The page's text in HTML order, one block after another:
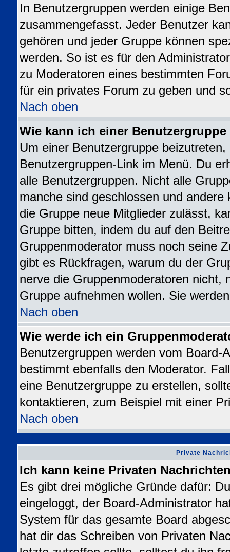
In Benutzergruppen werden einige
zusammengefasst. Jeder Benutzer
gehören und jeder Gruppe können
werden. So ist es für den
zu Moderatoren eines bestimmten
für ein privates Forum zu geben und
Nach oben
Wie kann ich einer
Um einer Benutzergruppe
Benutzergruppen-Link im Menü. Du
alle Benutzergruppen. Nicht alle
manche sind geschlossen und
die Gruppe neue Mitglieder zulässt,
Gruppe bitten, indem du auf den
Gruppenmoderator muss noch seine
gibt es Rückfragen, warum du der
nerve die Gruppenmoderatoren nicht,
Gruppe aufnehmen wollen. Sie
Nach oben
Wie werde ich ein
Benutzergruppen werden vom Board-
bestimmt ebenfalls den Moderator.
eine Benutzergruppe zu erstellen,
kontaktieren, zum Beispiel mit einer
Nach oben
Private
Ich kann keine Privaten
Es gibt drei mögliche Gründe dafür:
eingeloggt, der Board-Administrator
System für das gesamte Board
hat dir das Schreiben von Privaten